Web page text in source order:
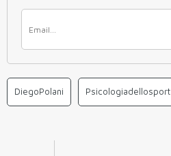
DiegoPolani Psicologiadellosport